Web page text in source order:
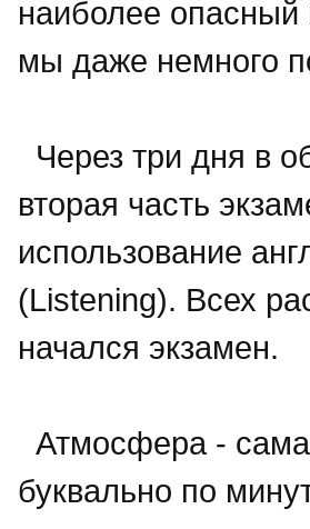
наиболее
мы даже немного
Через три дня в
вторая часть
использование
(Listening). Всех
начался экзамен.
Атмосфера -
буквально по